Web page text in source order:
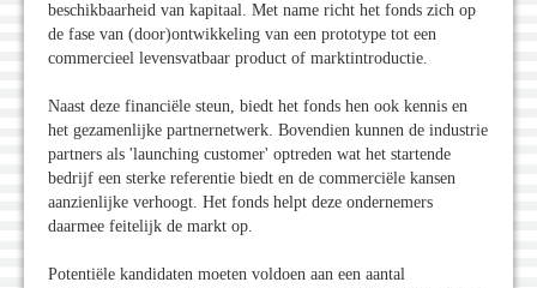
beschikbaarheid van kapitaal. Met name richt het fonds zich op
de fase van (door)ontwikkeling van een prototype tot een
commercieel levensvatbaar product of marktintroductie.
Naast deze financiële steun, biedt het fonds hen ook kennis en
het gezamenlijke partnernetwerk. Bovendien kunnen de industrie
partners als 'launching customer' optreden wat het startende
bedrijf een sterke referentie biedt en de commerciële kansen
aanzienlijke verhoogt. Het fonds helpt deze ondernemers
daarmee feitelijk de markt op.
Potentiële kandidaten moeten voldoen aan een aantal